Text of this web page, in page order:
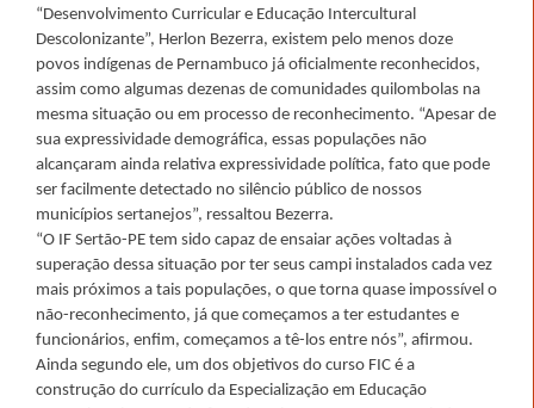
“Desenvolvimento Curricular e Educação Intercultural
Descolonizante”, Herlon Bezerra, existem pelo menos doze
povos indígenas de Pernambuco já oficialmente reconhecidos,
assim como algumas dezenas de comunidades quilombolas na
mesma situação ou em processo de reconhecimento. “Apesar de
sua expressividade demográfica, essas populações não
alcançaram ainda relativa expressividade política, fato que pode
ser facilmente detectado no silêncio público de nossos
municípios sertanejos”, ressaltou Bezerra.
“O IF Sertão-PE tem sido capaz de ensaiar ações voltadas à
superação dessa situação por ter seus campi instalados cada vez
mais próximos a tais populações, o que torna quase impossível o
não-reconhecimento, já que começamos a ter estudantes e
funcionários, enfim, começamos a tê-los entre nós”, afirmou.
Ainda segundo ele, um dos objetivos do curso FIC é a
construção do currículo da Especialização em Educação